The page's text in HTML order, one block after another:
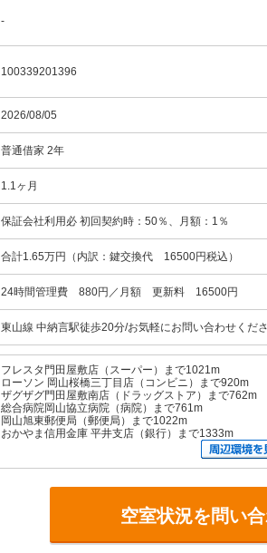
-
100339201396
2026/08/05
普通借家 2年
1.1ヶ月
保証会社利用必 初回契約時：50％、月額：1％
合計1.65万円（内訳：鍵交換代 16500円税込）
24時間管理費 880円／月額 更新料 16500円
東山線 中納言駅徒歩20分/お気軽にお問い合わせくだ
フレスタ門田屋敷店（スーパー）まで1021m
ローソン 岡山桜橋三丁目店（コンビニ）まで920m
ザグザグ門田屋敷南店（ドラッグストア）まで762m
総合病院岡山協立病院（病院）まで761m
岡山旭東郵便局（郵便局）まで1022m
おかやま信用金庫 平井支店（銀行）まで1333m
空室状況を問い